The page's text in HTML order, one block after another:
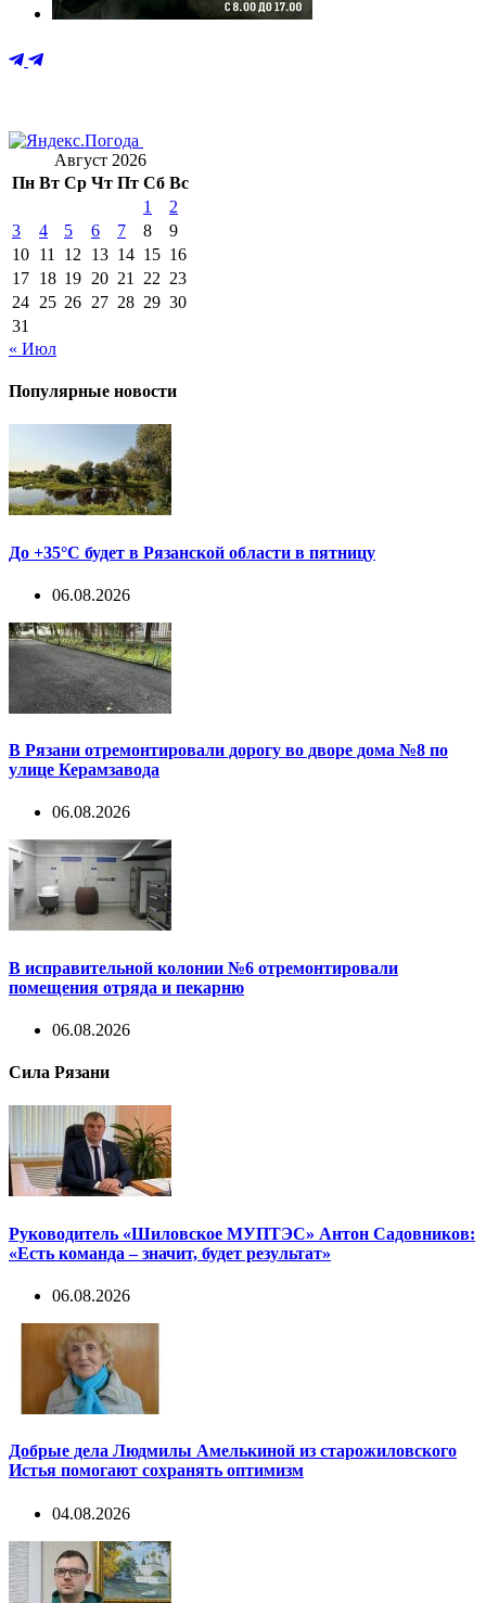
Август 2026
Пн Вт Ср Чт Пт Сб Вс
1
2
3
4 5 6 7 8
9
10 11 12 13 14 15 16
17 18 19 20 21 22 23
24 25 26 27 28 29 30
31
« Июл
Популярные новости
До +35°С будет в Рязанской области в пятницу
06.08.2026
В Рязани отремонтировали дорогу во дворе дома №8 по
улице Керамзавода
06.08.2026
В исправительной колонии №6 отремонтировали
помещения отряда и пекарню
06.08.2026
Сила Рязани
Руководитель «Шиловское МУПТЭС» Антон Садовников:
«Есть команда – значит, будет результат»
06.08.2026
Добрые дела Людмилы Амелькиной из старожиловского
Истья помогают сохранять оптимизм
04.08.2026